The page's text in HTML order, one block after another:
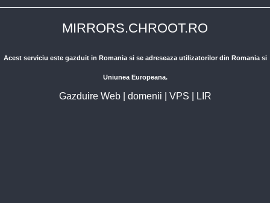
MIRRORS.CHROOT.RO
Acest serviciu este gazduit in Romania si se adreseaza utilizatorilor din Romania si
Uniunea Europeana.
Gazduire Web| domenii VPS LIR